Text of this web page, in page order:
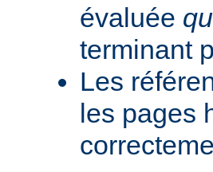
évaluée
terminant
Les
les pages